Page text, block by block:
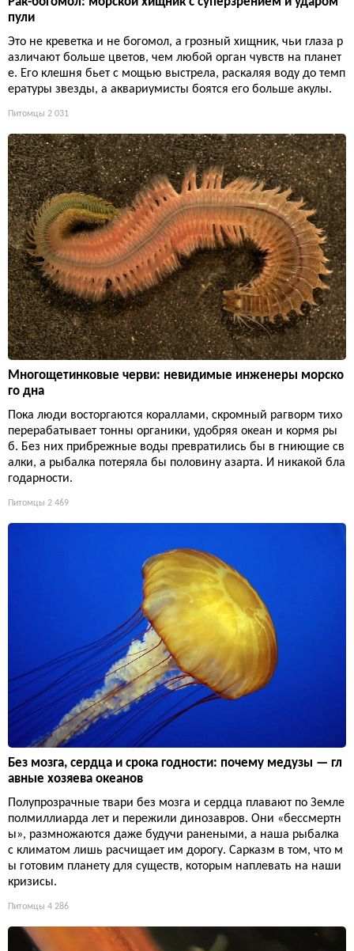
пули
Это не креветка и не богомол, а грозный хищник, чьи глаза р
азличают больше цветов, чем любой орган чувств на планет
е. Его клешня бьет с мощью выстрела, раскаляя воду до темп
ературы звезды, а аквариумисты боятся его больше акулы.
Питомцы 2 031
Многощетинковые черви: невидимые инженеры морско
го дна
Пока люди восторгаются кораллами, скромный рагворм тихо
перерабатывает тонны органики, удобряя океан и кормя ры
б. Без них прибрежные воды превратились бы в гниющие св
алки, а рыбалка потеряла бы половину азарта. И никакой бла
годарности.
Питомцы 2 469
Без мозга, сердца и срока годности: почему медузы — гл
авные хозяева океанов
Полупрозрачные твари без мозга и сердца плавают по Земле
полмиллиарда лет и пережили динозавров. Они «бессмертн
ы», размножаются даже будучи ранеными, а наша рыбалка
с климатом лишь расчищает им дорогу. Сарказм в том, что м
ы готовим планету для существ, которым наплевать на наши
кризисы.
Питомцы 4 286